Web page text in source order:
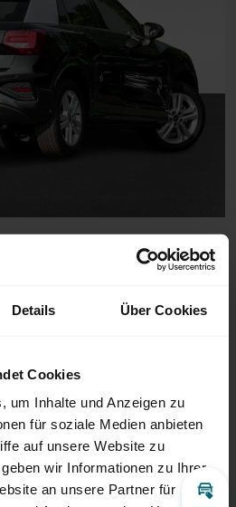
Details Über Cookies
Cookies
um Inhalte und Anzeigen zu
für soziale Medien anbieten
auf unsere Website zu
wir Informationen zu Ihrer
an unsere Partner für